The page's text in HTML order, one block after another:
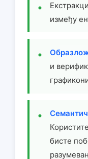
између
и
бисте